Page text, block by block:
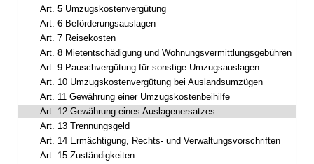
Art. 5 Umzugskostenvergütung
Art. 6 Beförderungsauslagen
Art. 7 Reisekosten
Art. 8 Mietentschädigung und Wohnungsvermittlungsgebühren
Art. 9 Pauschvergütung für sonstige Umzugsauslagen
Art. 10 Umzugskostenvergütung bei Auslandsumzügen
Art. 11 Gewährung einer Umzugskostenbeihilfe
Art. 12 Gewährung eines Auslagenersatzes
Art. 13 Trennungsgeld
Art. 14 Ermächtigung, Rechts- und Verwaltungsvorschriften
Art. 15 Zuständigkeiten